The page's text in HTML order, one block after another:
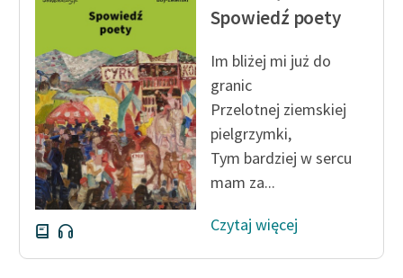
Spowiedź poety
Im bliżej mi już do
granic
Przelotnej ziemskiej
pielgrzymki,
Tym bardziej w sercu
mam za...
Czytaj więcej